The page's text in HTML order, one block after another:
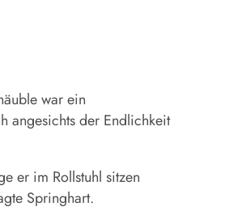
war ein
angesichts der Endlichkeit
er im Rollstuhl sitzen
Springhart.